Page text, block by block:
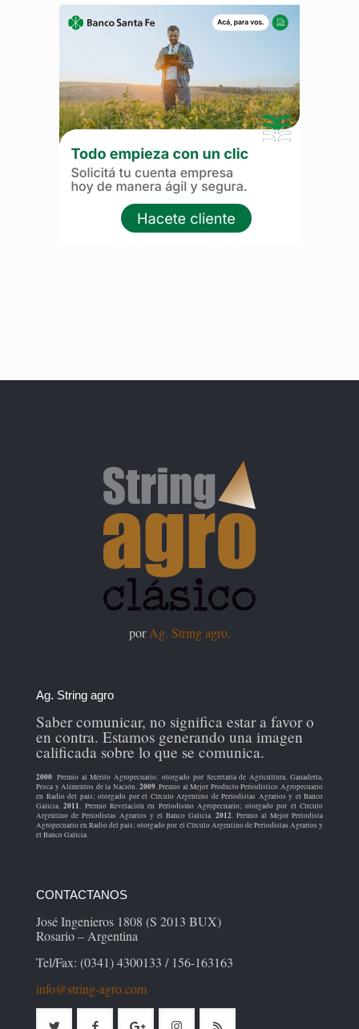
porAg. String agro.
Ag. String agro
Saber comunicar, no significa estar a favor o
en contra. Estamos generando una imagen
calificada sobre lo que se comunica.
2000. Premio al Mérito Agropecuario; otorgado por Secretaría de Agricultura, Ganadería,
Pesca y Alimentos de la Nación. 2009. Premio al Mejor Producto Periodístico Agropecuario
en Radio del país; otorgado por el Círculo Argentino de Periodistas Agrarios y el Banco
Galicia.2011. Premio Revelación en Periodismo Agropecuario; otorgado por el Círculo
Argentino de Periodistas Agrarios y el Banco Galicia. 2012. Premio al Mejor Periodista
Agropecuario en Radio del país; otorgado por el Círculo Argentino de Periodistas Agrarios y
el Banco Galicia.
CONTACTANOS
José Ingenieros 1808 (S 2013 BUX)
Rosario – Argentina
Tel/Fax: (0341) 4300133 / 156-163163
info@string-agro.com